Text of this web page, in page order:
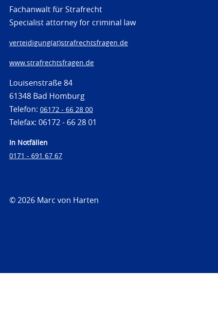
Fachanwalt für Strafrecht
Specialist attorney for criminal law
verteidigung(at)strafrechtsfragen.de
www.strafrechtsfragen.de
Louisenstraße 84
61348 Bad Homburg
Telefon: 06172 - 66 28 00
Telefax: 06172 - 66 28 01
In Notfällen
0171 - 691 67 67
© 2026 Marc von Harten